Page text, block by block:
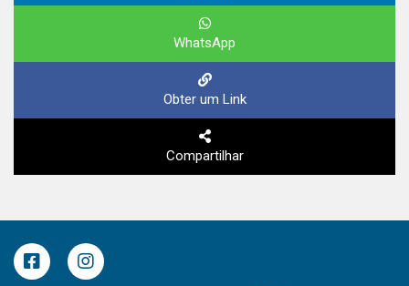
WhatsApp
Obter um Link
Compartilhar